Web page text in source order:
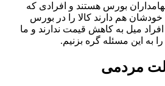
بورس هستند و افرادی که
خودشان هم دارند کالا را در بورس
میل به کاهش قیمت ندارند و ما
به این مسئله گره بزنیم.
مردمی